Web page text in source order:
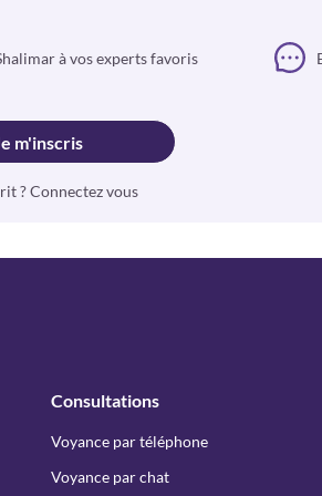
à vos experts favoris
m'inscris
? Connectez vous
Consultations
Voyance par téléphone
Voyance par chat